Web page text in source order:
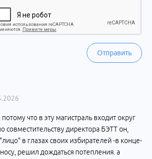
Отправить
что в эту магистраль входит округ
совместительству директора БЭТТ он,
в глазах своих избирателей -в конце-
решил дождаться потепления. а